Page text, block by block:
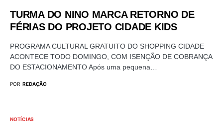
TURMA DO NINO MARCA RETORNO DE
FÉRIAS DO PROJETO CIDADE KIDS
PROGRAMA CULTURAL GRATUITO DO SHOPPING CIDADE
ACONTECE TODO DOMINGO, COM ISENÇÃO DE COBRANÇA
DO ESTACIONAMENTO Após uma pequena…
POR REDAÇÃO
NOTÍCIAS